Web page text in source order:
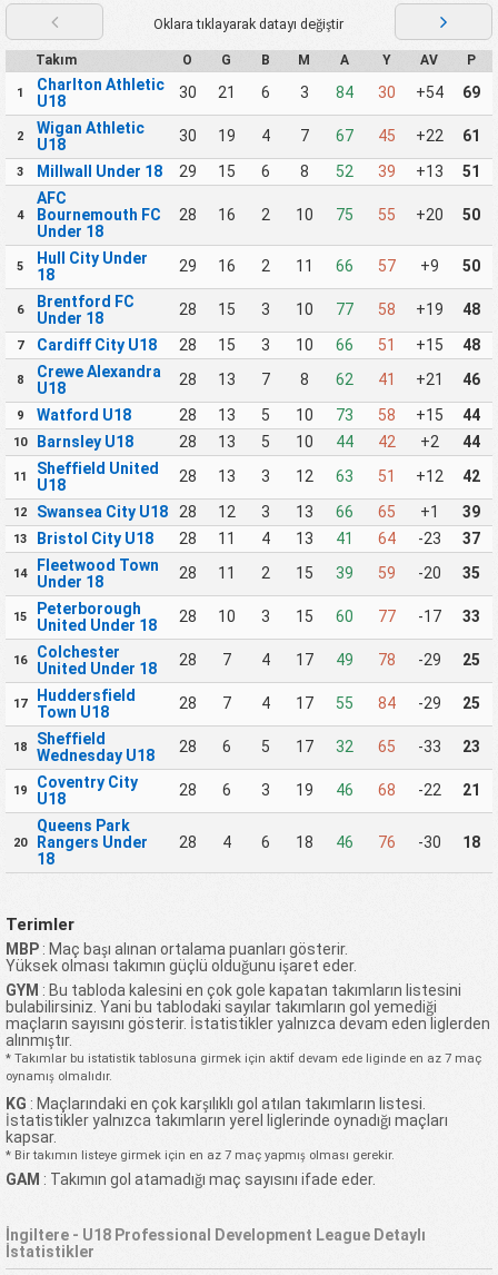
Oklara tıklayarak datayı değiştir
Takım O G B M A Y AV P
1
Charlton Athletic
U18
30 21 6 3 84 30 +54 69
2
Wigan Athletic
U18
30 19 4 7 67 45 +22 61
3 Millwall Under 18 29 15 6 8 52 39 +13 51
4
AFC
Bournemouth FC
Under 18
28 16 2 10 75 55 +20 50
5
Hull City Under
18
29 16 2 11 66 57 +9 50
6
Brentford FC
Under 18
28 15 3 10 77 58 +19 48
7 Cardiff City U18 28 15 3 10 66 51 +15 48
8
Crewe Alexandra
U18
28 13 7 8 62 41 +21 46
9 Watford U18 28 13 5 10 73 58 +15 44
10 Barnsley U18 28 13 5 10 44 42 +2 44
11
Sheffield United
U18
28 13 3 12 63 51 +12 42
12 Swansea City U18 28 12 3 13 66 65 +1 39
13 Bristol City U18 28 11 4 13 41 64 -23 37
14
Fleetwood Town
Under 18
28 11 2 15 39 59 -20 35
15
Peterborough
United Under 18
28 10 3 15 60 77 -17 33
16
Colchester
United Under 18
28 7 4 17 49 78 -29 25
17
Huddersfield
Town U18
28 7 4 17 55 84 -29 25
18
Sheffield
Wednesday U18
28 6 5 17 32 65 -33 23
19
Coventry City
U18
28 6 3 19 46 68 -22 21
20
Queens Park
Rangers Under
18
28 4 6 18 46 76 -30 18
Terimler
MBP : Maç başı alınan ortalama puanları gösterir.
Yüksek olması takımın güçlü olduğunu işaret eder.
GYM : Bu tabloda kalesini en çok gole kapatan takımların listesini
bulabilirsiniz. Yani bu tablodaki sayılar takımların gol yemediği
maçların sayısını gösterir. İstatistikler yalnızca devam eden liglerden
alınmıştır.
* Takımlar bu istatistik tablosuna girmek için aktif devam ede liginde en az 7 maç
oynamış olmalıdır.
KG : Maçlarındaki en çok karşılıklı gol atılan takımların listesi.
İstatistikler yalnızca takımların yerel liglerinde oynadığı maçları
kapsar.
* Bir takımın listeye girmek için en az 7 maç yapmış olması gerekir.
GAM : Takımın gol atamadığı maç sayısını ifade eder.
İngiltere - U18 Professional Development League Detaylı
İstatistikler